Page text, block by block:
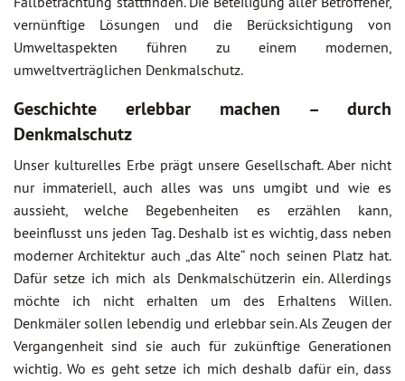
vernünftige Lösungen und die Berücksichtigung von
Umweltaspekten führen zu einem modernen,
umweltverträglichen Denkmalschutz.
Geschichte erlebbar machen – durch
Denkmalschutz
Unser kulturelles Erbe prägt unsere Gesellschaft. Aber nicht
nur immateriell, auch alles was uns umgibt und wie es
aussieht, welche Begebenheiten es erzählen kann,
beeinflusst uns jeden Tag. Deshalb ist es wichtig, dass neben
moderner Architektur auch „das Alte“ noch seinen Platz hat.
Dafür setze ich mich als Denkmalschützerin ein. Allerdings
möchte ich nicht erhalten um des Erhaltens Willen.
Denkmäler sollen lebendig und erlebbar sein. Als Zeugen der
Vergangenheit sind sie auch für zukünftige Generationen
wichtig. Wo es geht setze ich mich deshalb dafür ein, dass